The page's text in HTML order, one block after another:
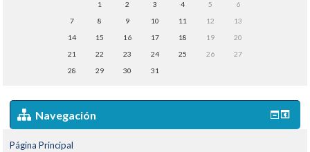
1
2 3 4 5
6
7
8 9 10 11 12
13
14
15 16 17 18 19
20
21
22 23 24 25 26
27
28
29 30 31
Navegación
Página Principal